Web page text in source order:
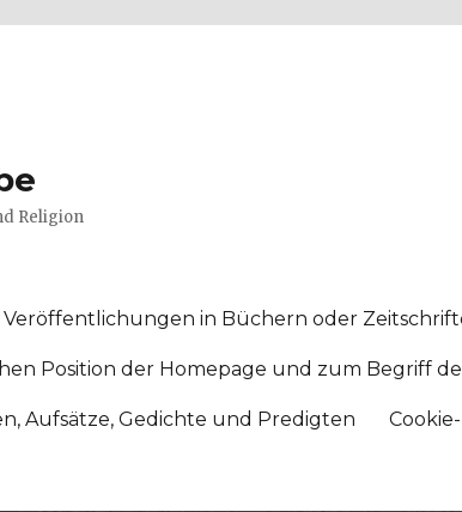
Religion
Veröffentlichungen in Büchern oder
Position der Homepage und zum Begriff
Aufsätze, Gedichte und Predigten